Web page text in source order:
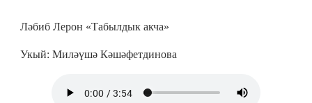
Ләбиб Лерон «Табылдык акча»
Укый: Миләүшә Кәшәфетдинова